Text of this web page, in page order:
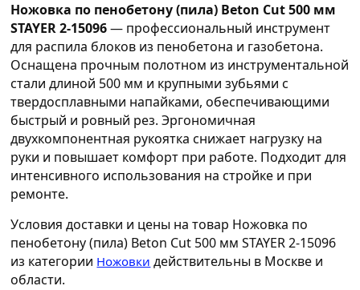
Ножовка по пенобетону (пила) Beton Cut 500 мм
STAYER 2-15096— профессиональный инструмент
для распила блоков из пенобетона и газобетона.
Оснащена прочным полотном из инструментальной
стали длиной 500 мм и крупными зубьями с
твердосплавными напайками, обеспечивающими
быстрый и ровный рез. Эргономичная
двухкомпонентная рукоятка снижает нагрузку на
руки и повышает комфорт при работе. Подходит для
интенсивного использования на стройке и при
ремонте.
Условия доставки и цены на товар Ножовка по
пенобетону (пила) Beton Cut 500 мм STAYER 2-15096
из категории Ножовки действительны в Москве и
области.